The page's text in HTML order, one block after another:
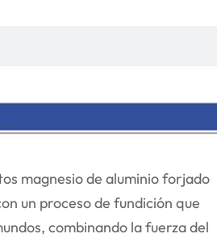
magnesio de aluminio forjado
un proceso de fundición que
combinando la fuerza del